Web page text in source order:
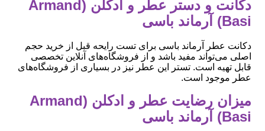
دکانت و دستر عطر و ادکلن (Armand
Basi) آرماند باسی
دکانت عطر آرماند باسی برای تست رایحه قبل از خرید حجم
اصلی می‌تواند مفید باشد و از فروشگاه‌های آنلاین تخصصی
قابل تهیه است. تستر این عطر نیز در بسیاری از فروشگاه‌های
عطر موجود است.
میزان رضایت عطر و ادکلن (Armand
Basi) آرماند باسی